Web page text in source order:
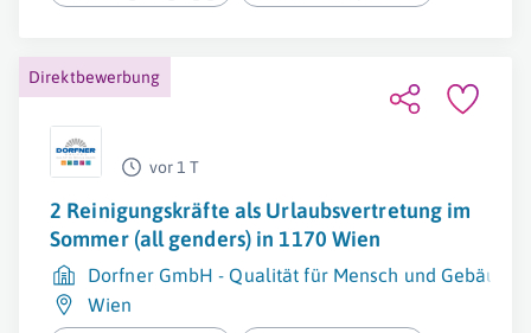
Direktbewerbung
vor 1 T
2 Reinigungskräfte als Urlaubsvertretung im
Sommer (all genders) in 1170 Wien
Dorfner GmbH - Qualität für Mensch und Gebäude
Wien